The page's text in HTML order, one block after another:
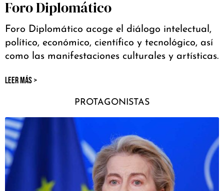
Foro Diplomático
Foro Diplomático acoge el diálogo intelectual,
político, económico, científico y tecnológico, así
como las manifestaciones culturales y artísticas.
LEER MÁS >
PROTAGONISTAS